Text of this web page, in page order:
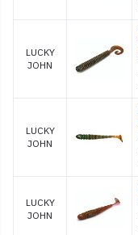
LUCKY
JOHN
LUCKY
JOHN
LUCKY
JOHN